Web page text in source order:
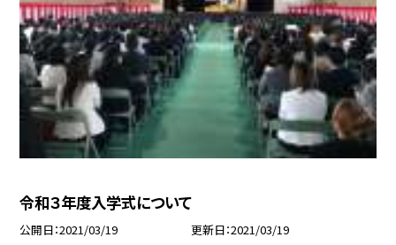
令和３年度入学式について
公開日 2021/03/19 更新日 2021/03/19